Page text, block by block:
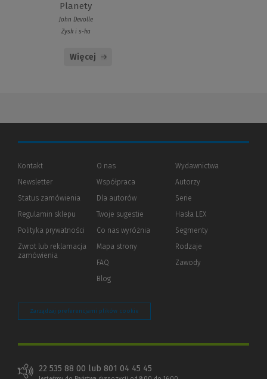
Planety
John Devolle
Zysk i s-ka
Więcej
Kontakt
Newsletter
Status zamówienia
Regulamin sklepu
Polityka prywatności (Nowe
(Link
innej
Zwrot lub reklamacja
zamówienia
O nas
Współpraca
Dla autorów(Nowe
(Link
innej
strony)
Twoje sugestie
Co nas wyróżnia
Mapa strony
FAQ
Blog
Wydawnictwa
Autorzy
Serie
Hasła LEX
Segmenty
Rodzaje
Zawody
Zarządzaj preferencjami plików cookie
22 535 88 00 lub 801 04 45 45